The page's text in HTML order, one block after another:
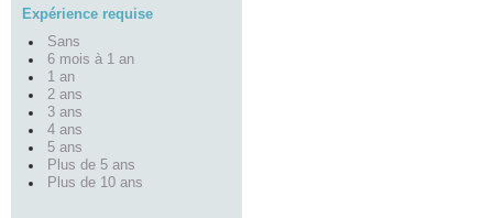
Expérience requise
Sans
6 mois à 1 an
1 an
2 ans
3 ans
4 ans
5 ans
Plus de 5 ans
Plus de 10 ans